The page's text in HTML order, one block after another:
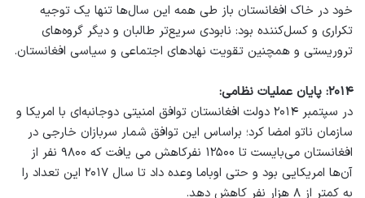
خود در خاک افغانستان باز طی همه این سال‌ها تنها یک توجیه
تکراری و کسل‌کننده بود: نابودی سریع‌تر طالبان و دیگر گروه‌های
تروریستی و همچنین تقویت نهاد‌های اجتماعی و سیاسی افغانستان.
۲۰۱۴: پایان عملیات نظامی:
در سپتمبر ۲۰۱۴ دولت افغانستان توافق امنیتی دوجانبه‌ای با امریکا و
سازمان ناتو امضا کرد؛ براساس این توافق شمار سربازان خارجی در
افغانستان می‌بایست تا ۱۲۵۰۰ نفرکاهش می یافت که ۹۸۰۰ نفر از
آن‌ها امریکایی بود و حتی اوباما وعده داد تا سال ۲۰۱۷ این تعداد را
به کمتر از ۸ هزار نفر کاهش دهد.